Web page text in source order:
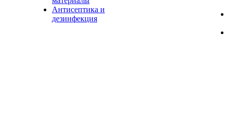
Антисептика и
дезинфекция